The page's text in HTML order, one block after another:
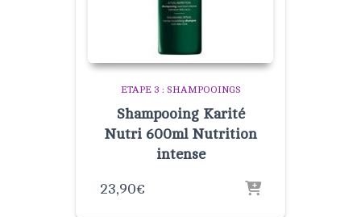
ETAPE 3 : SHAMPOOINGS
Shampooing Karité
Nutri 600ml Nutrition
intense
23,90€